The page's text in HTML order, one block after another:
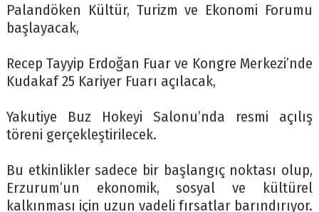
Palandöken Kültür, Turizm ve Ekonomi Forumu
başlayacak,
Recep Tayyip Erdoğan Fuar ve Kongre Merkezi’nde
Kudakaf 25 Kariyer Fuarı açılacak,
Yakutiye Buz Hokeyi Salonu’nda resmi açılış
töreni gerçekleştirilecek.
Bu etkinlikler sadece bir başlangıç noktası olup,
Erzurum’un ekonomik, sosyal ve kültürel
kalkınması için uzun vadeli fırsatlar barındırıyor.